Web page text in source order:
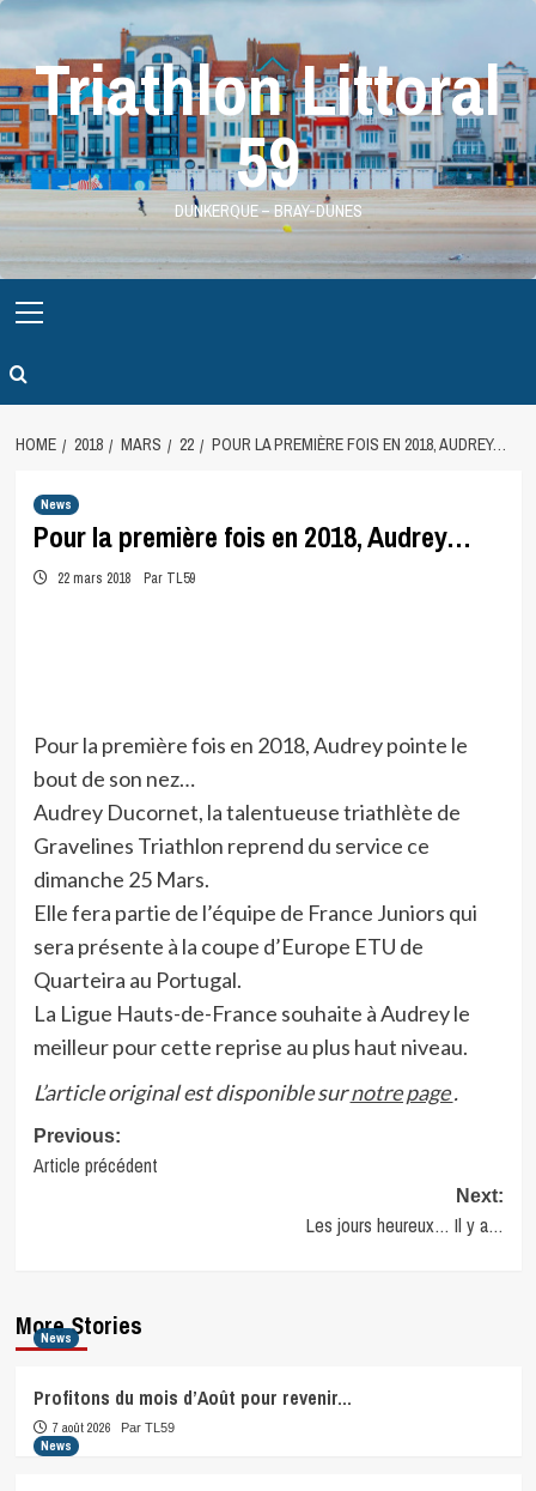
Skip
contentTriathlon Littoral
59
DUNKERQUE – BRAY-DUNES
Menu
HOME 2018 MARS 22 POUR LA PREMIÈRE FOIS EN 2018, AUDREY…
News
Pour la première fois en 2018, Audrey…
22 mars 2018 Par TL59
Pour la première fois en 2018, Audrey pointe le
bout de son nez…
Audrey Ducornet, la talentueuse triathlète de
Gravelines Triathlon reprend du service ce
dimanche 25 Mars.
Elle fera partie de l’équipe de France Juniors qui
sera présente à la coupe d’Europe ETU de
Quarteira au Portugal.
La Ligue Hauts-de-France souhaite à Audrey le
meilleur pour cette reprise au plus haut niveau.
L’article original est disponible surnotre page.
Post
navigation
Previous:
Article précédent
Next:
Les jours heureux… Il y a…
More Stories
News
Profitons du mois d’Août pour revenir…
7 août 2026 Par TL59
News